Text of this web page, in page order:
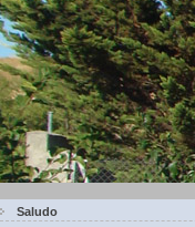
Saludo